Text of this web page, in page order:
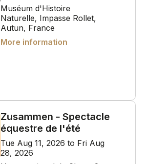
Muséum d'Histoire
Naturelle, Impasse Rollet,
Autun, France
More information
Zusammen - Spectacle
équestre de l'été
Tue Aug 11, 2026 to Fri Aug
28, 2026